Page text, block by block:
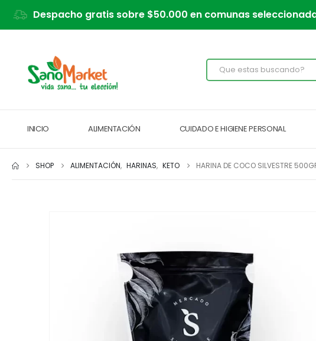
Despacho gratis sobre $50.000 en comunas
INICIO ALIMENTACIÓN CUIDADO E HIGIENE PERSONAL
SHOP ALIMENTACIÓN, HARINAS, KETO HARINA DE COCO SILVESTRE